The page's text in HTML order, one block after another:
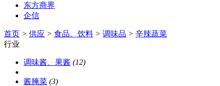
东方商界
企信
首页 > 供应 > 食品、饮料 > 调味品 > 辛辣蔬菜
行业
调味酱、果酱 (12)
酱腌菜 (3)